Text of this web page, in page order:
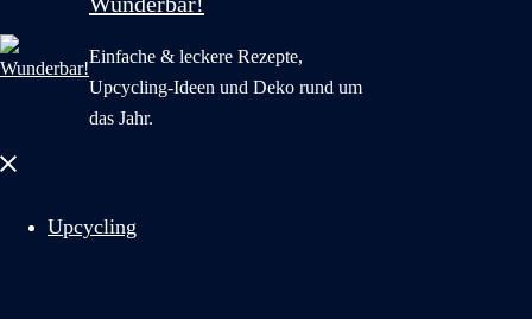
Einfache & leckere Rezepte,
Upcycling-Ideen und Deko rund um
das Jahr.
Menü
Upcycling